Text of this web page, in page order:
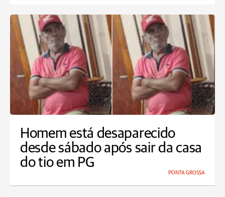
Homem está desaparecido
desde sábado após sair da casa
do tio em PG
PONTA GROSSA